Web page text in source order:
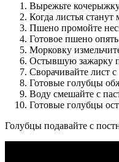
Вырежьте
Когда листья
Пшено промойте
Готовое пшено
Морковку
Остывшую зажарку
Сворачивайте лист
Готовые голубцы
Воду смешайте с
Готовые голубцы
Голубцы подавайте с